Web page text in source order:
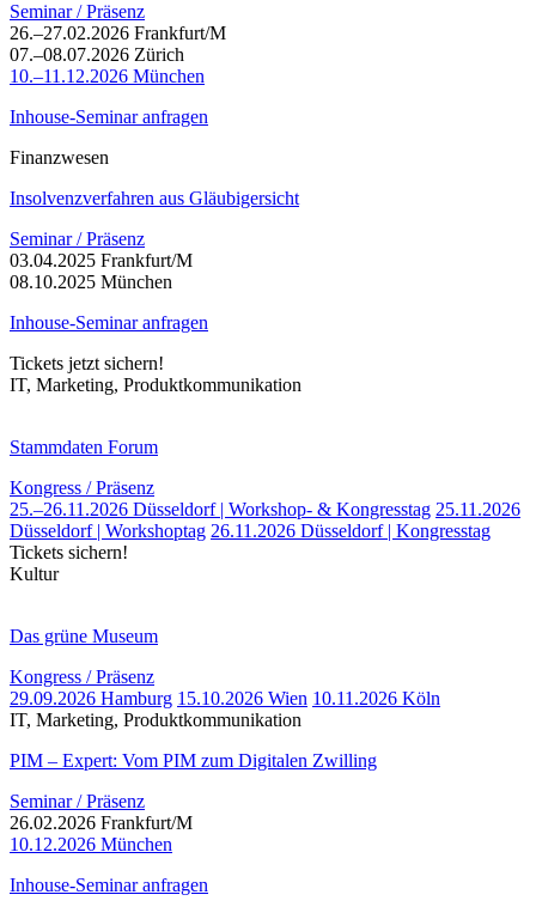
Seminar / Präsenz
26.–27.02.2026 Frankfurt/M
07.–08.07.2026 Zürich
10.–11.12.2026 München
Inhouse-Seminar anfragen
Finanzwesen
Insolvenzverfahren aus Gläubigersicht
Seminar / Präsenz
03.04.2025 Frankfurt/M
08.10.2025 München
Inhouse-Seminar anfragen
Tickets jetzt sichern!
IT, Marketing, Produktkommunikation
Stammdaten Forum
Kongress / Präsenz
25.–26.11.2026 Düsseldorf | Workshop- & Kongresstag 25.11.2026
Düsseldorf | Workshoptag 26.11.2026 Düsseldorf | Kongresstag
Tickets sichern!
Kultur
Das grüne Museum
Kongress / Präsenz
29.09.2026 Hamburg 15.10.2026 Wien 10.11.2026 Köln
IT, Marketing, Produktkommunikation
PIM – Expert: Vom PIM zum Digitalen Zwilling
Seminar / Präsenz
26.02.2026 Frankfurt/M
10.12.2026 München
Inhouse-Seminar anfragen